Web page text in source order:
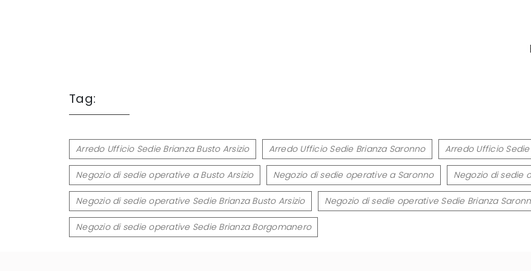
Tag:
Arredo Ufficio Sedie Brianza Busto Arsizio Arredo Ufficio Sedie Brianza Saronno Arredo Ufficio
Negozio di sedie operative a Busto Arsizio Negozio di sedie operative a Saronno Negozio di sedie
Negozio di sedie operative Sedie Brianza Busto Arsizio Negozio di sedie operative Sedie Brianza
Negozio di sedie operative Sedie Brianza Borgomanero